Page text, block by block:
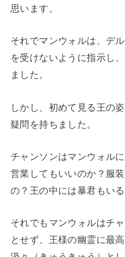
思います。
それでマンウォルは、デ
を受けないように指示し
ました。
しかし、初めて見る王の
疑問を持ちました。
チャンソンはマンウォル
営業してもいいのか？服
の？王の中には暴君もい
それでもマンウォルはチ
とせず、王様の幽霊に最